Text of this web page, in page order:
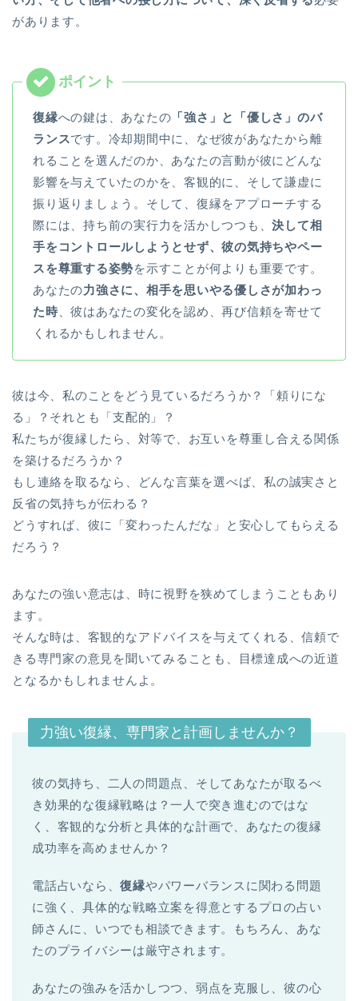
があります。
復縁への鍵は、あなたの 「強さ」と「優しさ」のバ
ランスです。冷却期間中に、なぜ彼があなたから離
れることを選んだのか、あなたの言動が彼にどんな
影響を与えていたのかを、客観的に、そして謙虚に
振り返りましょう。そして、復縁をアプローチする
際には、持ち前の実行力を活かしつつも、決して相
手をコントロールしようとせず、彼の気持ちやペー
スを尊重する姿勢を示すことが何よりも重要です。
あなたの力強さに、相手を思いやる優しさが加わっ
た時 、彼はあなたの変化を認め、再び信頼を寄せて
くれるかもしれません。
彼は今、私のことをどう見ているだろうか？「頼りにな
る」？それとも「支配的」？
私たちが復縁したら、対等で、お互いを尊重し合える関係
を築けるだろうか？
もし連絡を取るなら、どんな言葉を選べば、私の誠実さと
反省の気持ちが伝わる？
どうすれば、彼に「変わったんだな」と安心してもらえる
だろう？
あなたの強い意志は、時に視野を狭めてしまうこともあり
ます。
そんな時は、客観的なアドバイスを与えてくれる、信頼で
きる専門家の意見を聞いてみることも、目標達成への近道
となるかもしれませんよ。
力強い復縁、専門家と計画しませんか？
彼の気持ち、二人の問題点、そしてあなたが取るべ
き効果的な復縁戦略は？一人で突き進むのではな
く、客観的な分析と具体的な計画で、あなたの復縁
成功率を高めませんか？
電話占いなら、復縁やパワーバランスに関わる問題
に強く、具体的な戦略立案を得意とするプロの占い
師さんに、いつでも相談できます。もちろん、あな
たのプライバシーは厳守されます。
あなたの強みを活かしつつ、弱点を克服し、彼の心